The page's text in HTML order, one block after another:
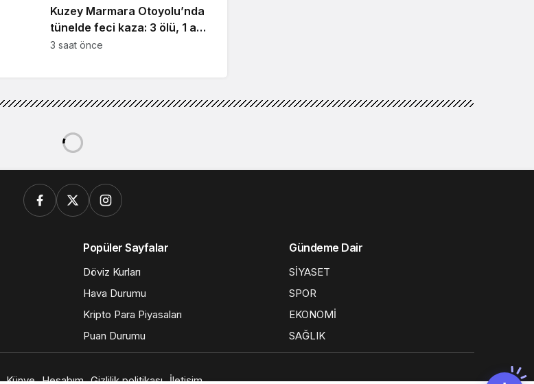
Kuzey Marmara Otoyolu’nda
tünelde feci kaza: 3 ölü, 1 ağır
yaralı
3 saat önce
Popüler Sayfalar
Döviz Kurları
Hava Durumu
Kripto Para Piyasaları
Puan Durumu
Gündeme Dair
SİYASET
SPOR
EKONOMİ
SAĞLIK
Künye Hesabım Gizlilik politikası İletişim